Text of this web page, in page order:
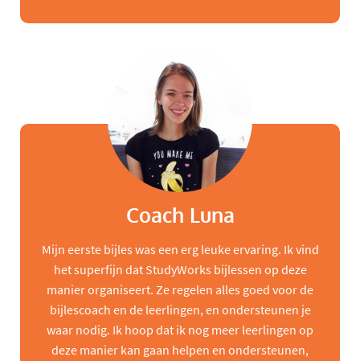
Coach Luna
Mijn eerste bijles was een erg leuke ervaring. Ik vind
het superfijn dat StudyWorks bijlessen op deze
manier organiseert. Ze regelen alles goed voor de
bijlescoach en de leerlingen, en ondersteunen je
waar nodig. Ik hoop dat ik nog meer leerlingen op
deze manier kan gaan helpen en ondersteunen,